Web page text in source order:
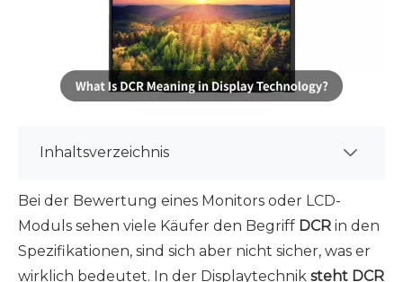
Inhaltsverzeichnis
Bei der Bewertung eines Monitors oder LCD-
Moduls sehen viele Käufer den Begriff DCR in den
Spezifikationen, sind sich aber nicht sicher, was er
wirklich bedeutet. In der Displaytechnik steht DCR